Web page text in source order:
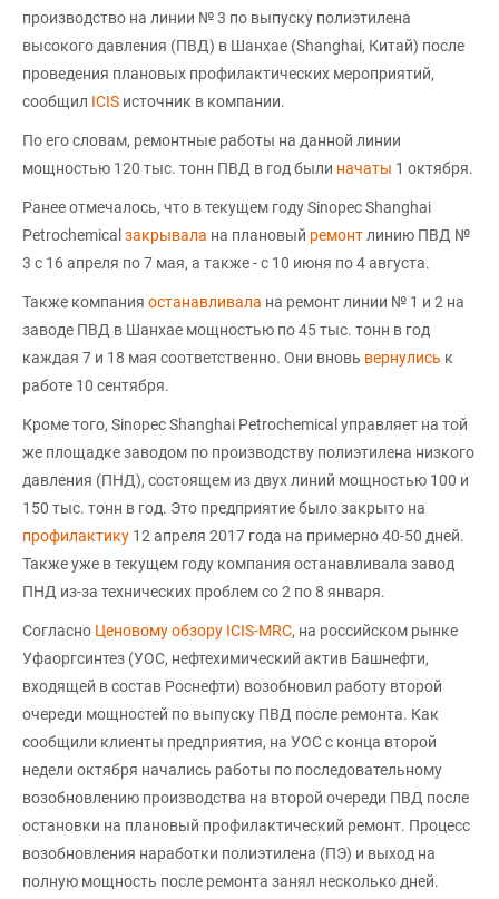
производство на линии № 3 по выпуску полиэтилена
высокого давления (ПВД) в Шанхае (Shanghai, Китай) после
проведения плановых профилактических мероприятий,
сообщил ICIS источник в компании.
По его словам, ремонтные работы на данной линии
мощностью 120 тыс. тонн ПВД в год были начаты 1 октября.
Ранее отмечалось, что в текущем году Sinopec Shanghai
Petrochemical закрывала на плановый ремонт линию ПВД №
3 с 16 апреля по 7 мая, а также - с 10 июня по 4 августа.
Также компания останавливала на ремонт линии № 1 и 2 на
заводе ПВД в Шанхае мощностью по 45 тыс. тонн в год
каждая 7 и 18 мая соответственно. Они вновь вернулись к
работе 10 сентября.
Кроме того, Sinopec Shanghai Petrochemical управляет на той
же площадке заводом по производству полиэтилена низкого
давления (ПНД), состоящем из двух линий мощностью 100 и
150 тыс. тонн в год. Это предприятие было закрыто на
профилактику 12 апреля 2017 года на примерно 40-50 дней.
Также уже в текущем году компания останавливала завод
ПНД из-за технических проблем со 2 по 8 января.
Согласно Ценовому обзору ICIS-MRC, на российском рынке
Уфаоргсинтез (УОС, нефтехимический актив Башнефти,
входящей в состав Роснефти) возобновил работу второй
очереди мощностей по выпуску ПВД после ремонта. Как
сообщили клиенты предприятия, на УОС с конца второй
недели октября начались работы по последовательному
возобновлению производства на второй очереди ПВД после
остановки на плановый профилактический ремонт. Процесс
возобновления наработки полиэтилена (ПЭ) и выход на
полную мощность после ремонта занял несколько дней.